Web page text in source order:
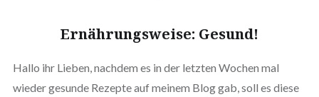
Ernährungsweise: Gesund!
Hallo ihr Lieben, nachdem es in der letzten Wochen mal
wieder gesunde Rezepte auf meinem Blog gab, soll es diese